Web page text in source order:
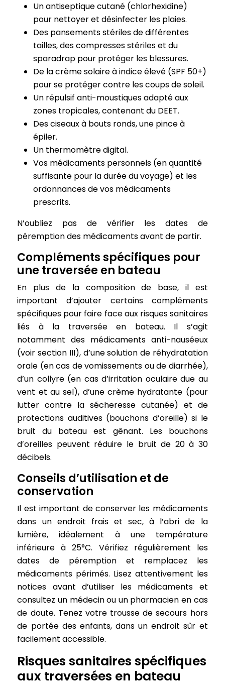
Un antiseptique cutané (chlorhexidine)
pour nettoyer et désinfecter les plaies.
Des pansements stériles de différentes
tailles, des compresses stériles et du
sparadrap pour protéger les blessures.
De la crème solaire à indice élevé (SPF 50+)
pour se protéger contre les coups de soleil.
Un répulsif anti-moustiques adapté aux
zones tropicales, contenant du DEET.
Des ciseaux à bouts ronds, une pince à
épiler.
Un thermomètre digital.
Vos médicaments personnels (en quantité
suffisante pour la durée du voyage) et les
ordonnances de vos médicaments
prescrits.
N’oubliez pas de vérifier les dates de
péremption des médicaments avant de partir.
Compléments spécifiques pour
une traversée en bateau
En plus de la composition de base, il est
important d’ajouter certains compléments
spécifiques pour faire face aux risques sanitaires
liés à la traversée en bateau. Il s’agit
notamment des médicaments anti-nauséeux
(voir section III), d’une solution de réhydratation
orale (en cas de vomissements ou de diarrhée),
d’un collyre (en cas d’irritation oculaire due au
vent et au sel), d’une crème hydratante (pour
lutter contre la sécheresse cutanée) et de
protections auditives (bouchons d’oreille) si le
bruit du bateau est gênant. Les bouchons
d’oreilles peuvent réduire le bruit de 20 à 30
décibels.
Conseils d’utilisation et de
conservation
Il est important de conserver les médicaments
dans un endroit frais et sec, à l’abri de la
lumière, idéalement à une température
inférieure à 25°C. Vérifiez régulièrement les
dates de péremption et remplacez les
médicaments périmés. Lisez attentivement les
notices avant d’utiliser les médicaments et
consultez un médecin ou un pharmacien en cas
de doute. Tenez votre trousse de secours hors
de portée des enfants, dans un endroit sûr et
facilement accessible.
Risques sanitaires spécifiques
aux traversées en bateau